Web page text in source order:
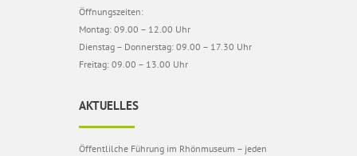
Öffnungszeiten:
Montag: 09.00 – 12.00 Uhr
Dienstag – Donnerstag: 09.00 – 17.30 Uhr
Freitag: 09.00 – 13.00 Uhr
AKTUELLES
Öffentlilche Führung im Rhönmuseum – jeden